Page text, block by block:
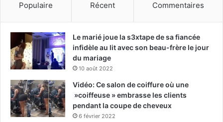
Populaire Récent Commentaires
Le marié joue la s3xtape de sa fiancée
infidèle au lit avec son beau-frère le jour
du mariage
10 août 2022
Vidéo: Ce salon de coiffure où une
»coiffeuse » embrasse les clients
pendant la coupe de cheveux
6 février 2022